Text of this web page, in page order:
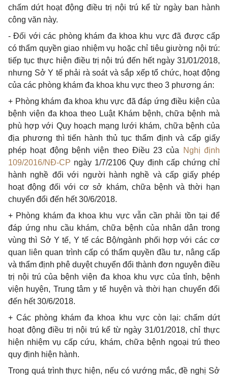
chấm dứt hoạt động điều trị nội trú kể từ ngày ban hành
công văn này.
- Đối với các phòng khám đa khoa khu vực đã được cấp
có thẩm quyền giao nhiệm vụ hoặc chỉ tiêu giường nội trú:
tiếp tục thực hiện điều trị nội trú đến hết ngày 31/01/2018,
nhưng Sở Y tế phải rà soát và sắp xếp tổ chức, hoạt động
của các phòng khám đa khoa khu vực theo 3 phương án:
+ Phòng khám đa khoa khu vực đã đáp ứng điều kiện của
bệnh viện đa khoa theo Luật Khám bệnh, chữa bệnh mà
phù hợp với Quy hoạch mạng lưới khám, chữa bệnh của
địa phương thì tiến hành thủ tục thẩm định và cấp giấy
phép hoạt động bệnh viện theo Điều 23 của
Nghị định
109/2016/NĐ-CP ngày 1/7/2106 Quy định cấp chứng chỉ
hành nghề đối với người hành nghề và cấp giấy phép
hoạt động đối với cơ sở khám, chữa bệnh và thời hạn
chuyển đổi đến hết 30/6/2018.
+ Phòng khám đa khoa khu vực vẫn cần phải tồn tại để
đáp ứng nhu cầu khám, chữa bệnh của nhân dân trong
vùng thì Sở Y tế, Y tế các Bộ/ngành phối hợp với các cơ
quan liên quan trình cấp có thẩm quyền đầu tư, nâng cấp
và thẩm định phê duyệt chuyển đổi thành đơn nguyên điều
trị nội trú của bệnh viện đa khoa khu vực của tỉnh, bệnh
viện huyện, Trung tâm y tế huyện và thời hạn chuyển đổi
đến hết 30/6/2018.
+ Các phòng khám đa khoa khu vực còn lại: chấm dứt
hoạt động điều trị nội trú kể từ ngày 31/01/2018, chỉ thực
hiện nhiệm vụ cấp cứu, khám, chữa bệnh ngoại trú theo
quy định hiện hành.
Trong quá trình thực hiện, nếu có vướng mắc, đề nghị Sở